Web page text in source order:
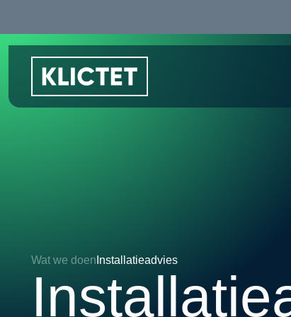
Wat we doen Installatieadvies